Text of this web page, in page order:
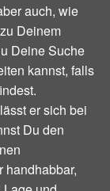
auch, wie
Deinem
Deine Suche
kannst, falls
er sich bei
Du den
handhabbar,